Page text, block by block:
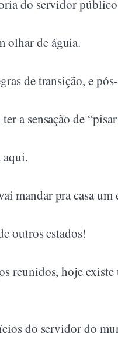
do servidor
olhar de águia.
de transição, e
a sensação de
aqui.
mandar pra casa
outros estados!
reunidos, hoje
do servidor do